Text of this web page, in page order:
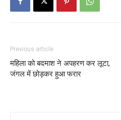
Previous article
महिला को बदमाश ने अपहरण कर लूटा,
जंगल में छोड़कर हुआ फरार